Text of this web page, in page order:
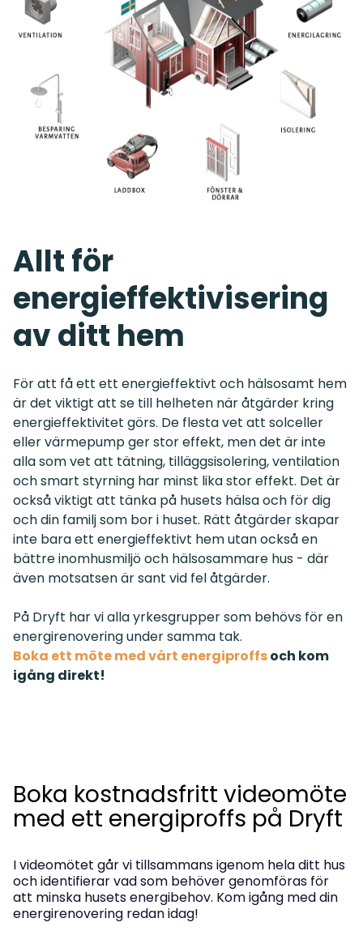
Allt för
energieffektivisering
av ditt hem
För att få ett ett energieffektivt och hälsosamt hem
är det viktigt att se till helheten när åtgärder kring
energieffektivitet görs. De flesta vet att solceller
eller värmepump ger stor effekt, men det är inte
alla som vet att tätning, tilläggsisolering, ventilation
och smart styrning har minst lika stor effekt. Det är
också viktigt att tänka på husets hälsa och för dig
och din familj som bor i huset. Rätt åtgärder skapar
inte bara ett energieffektivt hem utan också en
bättre inomhusmiljö och hälsosammare hus - där
även motsatsen är sant vid fel åtgärder.
På Dryft har vi alla yrkesgrupper som behövs för en
energirenovering under samma tak.
Boka ett möte med vårt energiproffsoch kom
igång direkt!
Boka kostnadsfritt videomöte
med ett energiproffs på Dryft
I videomötet går vi tillsammans igenom hela ditt hus
och identifierar vad som behöver genomföras för
att minska husets energibehov. Kom igång med din